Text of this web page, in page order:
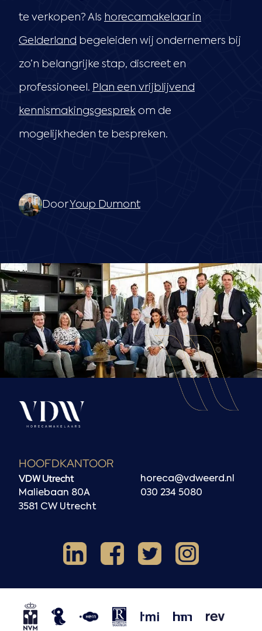
te verkopen? Als horecamakelaar in
Gelderland begeleiden wij ondernemers bij
zo’n belangrijke stap, discreet en
professioneel. Plan een vrijblijvend
kennismakingsgesprek om de
mogelijkheden te bespreken.
DoorYoup Dumont
HOOFDKANTOOR
VDW Utrecht
Maliebaan 80A
3581 CW Utrecht
horeca@vdweerd.nl
030 234 5080
LinkedInFacebook
X Instagram
NVM
Horecaspot
Kern
NRVT
TMI HMN REV